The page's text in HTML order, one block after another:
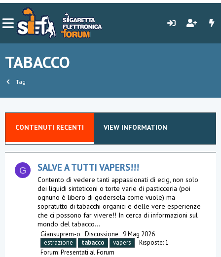
TABACCO
Tag
CONTENUTI RECENTI VIEW INFORMATION
G SALVE A TUTTI VAPERS!!!
Contento di vedere tanti appassionati di ecig, non solo
dei liquidi sinteticoni o torte varie di pasticceria (poi
ognuno è libero di godersela come vuole) ma
sopratutto di tabacchi organici e delle vere esperienze
che ci possono far vivere!! In cerca di informazioni sul
mondo del tabacco...
Giansuprem-o Discussione
9 Mag 2026
estrazione
tabacco vapers
Risposte: 1
Forum:Presentati al Forum